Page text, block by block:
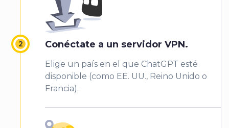
Conéctate a un servidor VPN.
Elige un país en el que ChatGPT esté
disponible (como EE. UU., Reino Unido o
Francia).